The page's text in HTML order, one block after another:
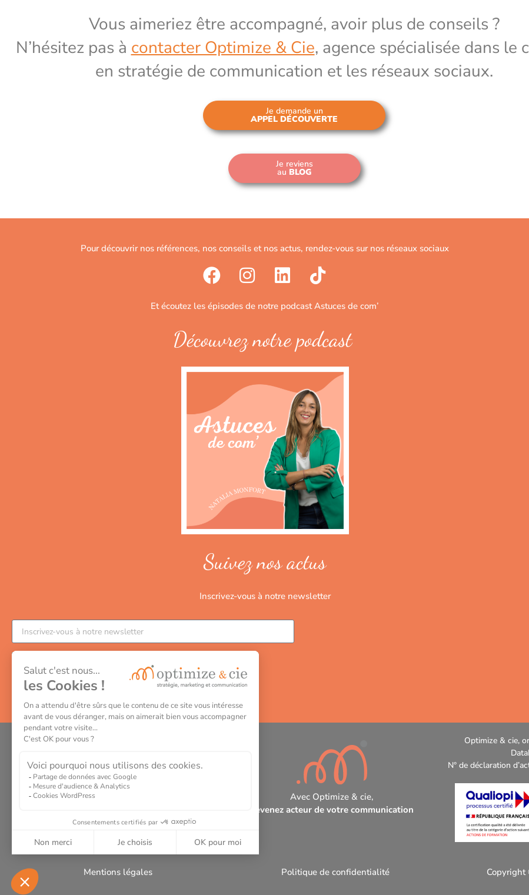
Vous aimeriez être accompagné, avoir plus de conseils ?
N’hésitez pas à contacter Optimize & Cie, agence spécialisée dans le
en stratégie de communication et les réseaux sociaux.
Je demande un
APPEL DÉCOUVERTE
Je reviens
au BLOG
Pour découvrir nos références, nos conseils et nos actus, rendez-vous sur nos réseaux sociaux
Et écoutez les épisodes de notre podcast Astuces de com’
Découvrez notre podcast
Suivez nos actus
Inscrivez-vous à notre newsletter
M'abonner
06 09 51 07 87
74 rue Georges Bonnac
Les Jardins de Gambetta
natalia@optimizeetcie.com
Avec Optimize & cie,
devenez acteur de votre communication
Optimize & cie,
N° de déclaration
Mentions légales Politique de confidentialité